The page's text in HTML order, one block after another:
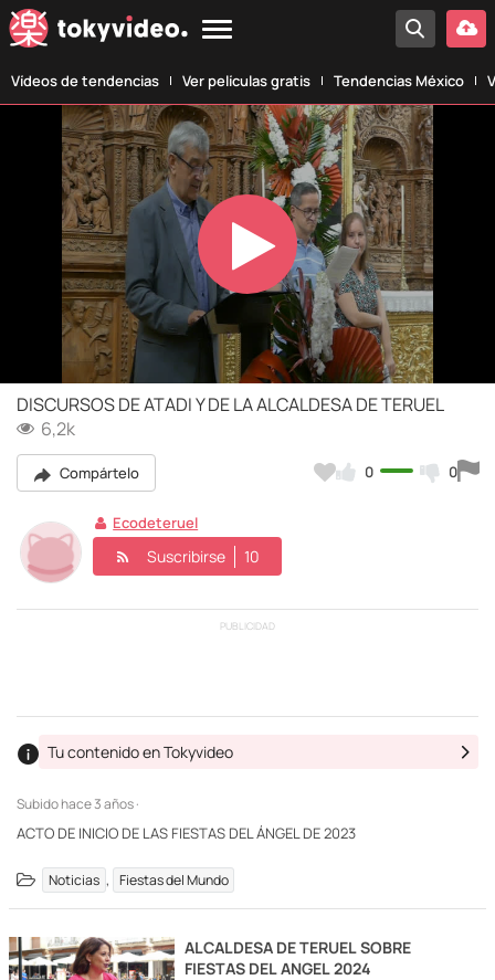
Vídeos de tendencias Ver películas gratis Tendencias México
Play
Video
DISCURSOS DE ATADI Y DE LA ALCALDESA DE TERUEL
6,2k
Compártelo 0 0
Ecodeteruel
Suscribirse 10
PUBLICIDAD
Subidohace 3 años ·
Tu contenido en Tokyvideo
ACTO DE INICIO DE LAS FIESTAS DEL ÁNGEL DE 2023
Noticias , Fiestas del Mundo
ALCALDESA DE TERUEL SOBRE
FIESTAS DEL ANGEL 2024